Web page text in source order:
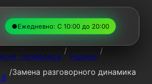
●Ежедневно: С 10:00 до 20:00
телефонов
/
Huawei
/
/Замена разговорного динамика